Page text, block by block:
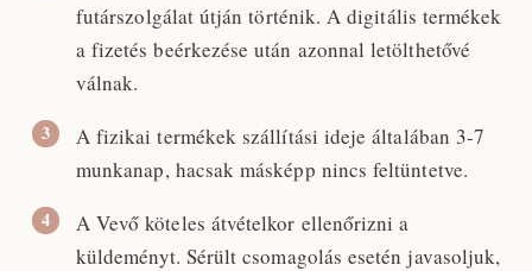
futárszolgálat útján történik. A digitális termékek
a fizetés beérkezése után azonnal letölthetővé
válnak.
A fizikai termékek szállítási ideje általában 3-7
munkanap, hacsak másképp nincs feltüntetve.
A Vevő köteles átvételkor ellenőrizni a
küldeményt. Sérült csomagolás esetén javasoljuk,